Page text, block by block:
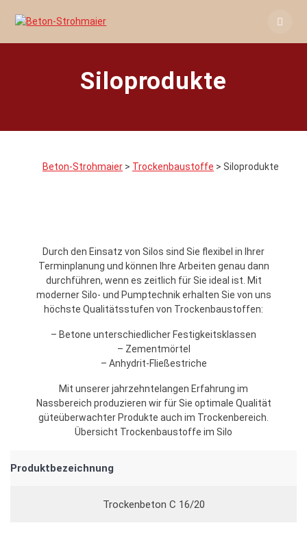
Siloprodukte
Beton-Strohmaier > Trockenbaustoffe > Siloprodukte
Durch den Einsatz von Silos sind Sie flexibel in Ihrer
Terminplanung und können Ihre Arbeiten genau dann
durchführen, wenn es zeitlich für Sie ideal ist. Mit
moderner Silo- und Pumptechnik erhalten Sie von uns
höchste Qualitätsstufen von Trockenbaustoffen:
– Betone unterschiedlicher Festigkeitsklassen
– Zementmörtel
– Anhydrit-Fließestriche
Mit unserer jahrzehntelangen Erfahrung im
Nassbereich produzieren wir für Sie optimale Qualität
güteüberwachter Produkte auch im Trockenbereich.
Übersicht Trockenbaustoffe im Silo
Produktbezeichnung
Trockenbeton C 16/20